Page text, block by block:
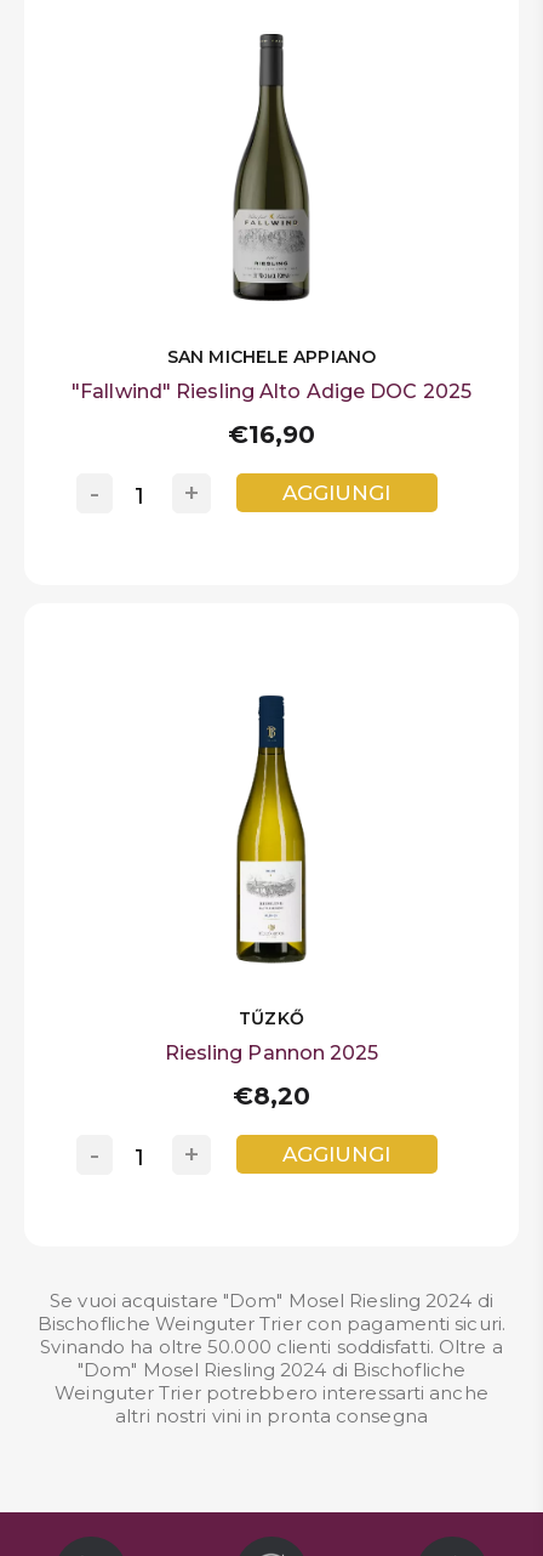
SAN MICHELE APPIANO
"Fallwind" Riesling Alto Adige DOC 2025
€16,90
+
- AGGIUNGI
TŰZKŐ
Riesling Pannon 2025
€8,20
+
- AGGIUNGI
Se vuoi acquistare "Dom" Mosel Riesling 2024 di
Bischofliche Weinguter Trier con pagamenti sicuri.
Svinando ha oltre 50.000 clienti soddisfatti. Oltre a
"Dom" Mosel Riesling 2024 di Bischofliche
Weinguter Trier potrebbero interessarti anche
altri nostri vini in pronta consegna